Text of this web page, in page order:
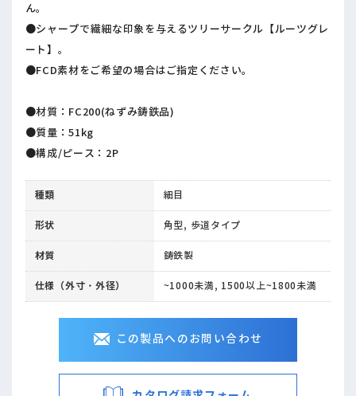
ん。
●シャープで繊細な印象を与えるツリーサークル【ルーツグレ
ート】。
●FCD素材をご希望の場合はご指定ください。
●材質：FC200(ねずみ鋳鉄品)
●質量：51kg
●構成/ピース：2P
種類 細目
形状 角型, 歩道タイプ
材質 鋳鉄製
仕様（外寸・外径） ~1000未満, 1500以上~1800未満
この製品へのお問い合わせ